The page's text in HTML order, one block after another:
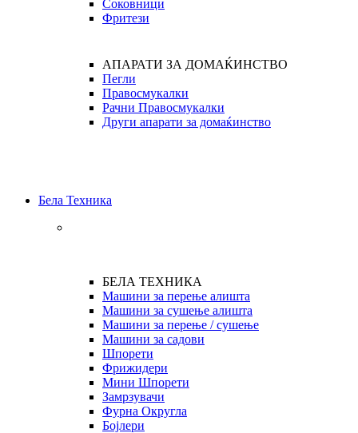
Соковници
Фритези
АПАРАТИ ЗА ДОМАЌИНСТВО
Пегли
Правосмукалки
Рачни Правосмукалки
Други апарати за домаќинство
Бела Техника
БЕЛА ТЕХНИКА
Машини за перење алишта
Машини за сушење алишта
Машини за перење / сушење
Машини за садови
Шпорети
Фрижидери
Мини Шпорети
Замрзувачи
Фурна Округла
Бојлери